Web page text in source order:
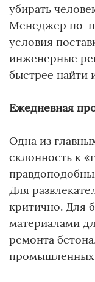
убирать
Менеджер по-
условия
инженерные
быстрее
Ежедневная
Одна из
склонность к
Для
критично. Для
материалами
ремонта
промышленных